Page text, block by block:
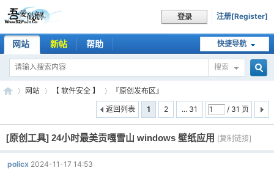
登录 注册[Register]
快捷导航
网站 新帖 帮助
搜索
索
吾 »
网站
›
【 软件安全 】
›
『原创发布区』
1
2 ... 31 / 31 页
返回列表
[原创工具] 24小时最美贡嘎雪山 windows 壁纸应用 [复制链接]
policx 2024-11-17 14:53